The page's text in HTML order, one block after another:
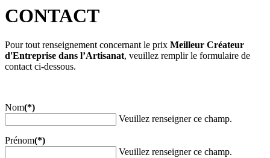
CONTACT
Pour tout renseignement concernant le prix Meilleur Créateur
d'Entreprise dans l’Artisanat, veuillez remplir le formulaire de
contact ci-dessous.
Nom(*)
Veuillez renseigner ce champ.
Prénom(*)
Veuillez renseigner ce champ.